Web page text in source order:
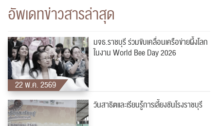
อัพเดทข่าวสารล่าสุด
22 พ.ค. 2569
มจธ.ราชบุรี ร่วมขับเคลื่อนเครือข่ายผึ้งโลก
ในงาน World Bee Day 2026
วันสาธิตและเรียนรู้การเลี้ยงชันโรงราชบุรี